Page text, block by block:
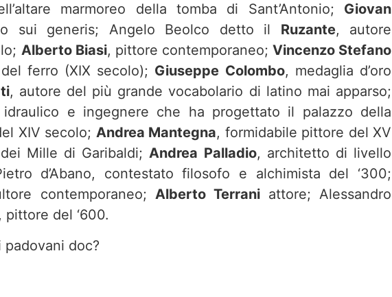
marmoreo della tomba di Sant’Antonio; Giovan
sui generis; Angelo Beolco detto il Ruzante, autore
Alberto Biasi, pittore contemporaneo; Vincenzo Stefano
ferro (XIX secolo); Giuseppe Colombo, medaglia d’oro
, autore del più grande vocabolario di latino mai apparso;
e ingegnere che ha progettato il palazzo della
XIV secolo; Andrea Mantegna, formidabile pittore del XV
Mille di Garibaldi;Andrea Palladio, architetto di livello
d’Abano, contestato filosofo e alchimista del ‘300;
contemporaneo; Alberto Terrani attore; Alessandro
, pittore del ‘600.
doc?